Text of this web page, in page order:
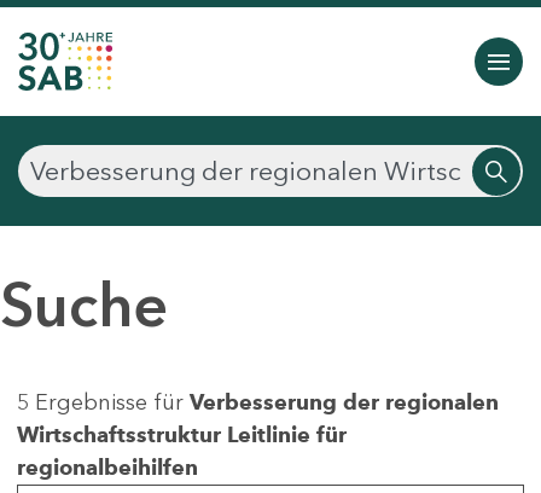
Suche
5 Ergebnisse für Verbesserung der regionalen
Wirtschaftsstruktur Leitlinie für
regionalbeihilfen